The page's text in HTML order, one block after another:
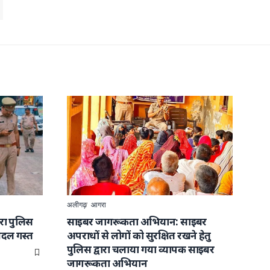
पुलिस
गस्त
अलीगढ़ आगरा
साइबर जागरूकता अभियान: साइबर
अपराधों से लोगों को सुरक्षित रखने हेतु
पुलिस द्वारा चलाया गया व्यापक साइबर
जागरूकता अभियान